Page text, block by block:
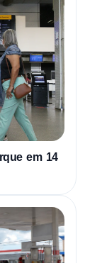
em 14